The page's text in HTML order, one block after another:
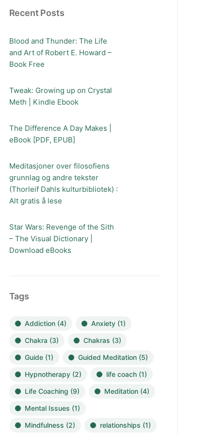
Recent Posts
Blood and Thunder: The Life
and Art of Robert E. Howard –
Book Free
Tweak: Growing up on Crystal
Meth | Kindle Ebook
The Difference A Day Makes |
eBook [PDF, EPUB]
Meditasjoner over filosofiens
grunnlag og andre tekster
(Thorleif Dahls kulturbibliotek) :
Alt gratis å lese
Star Wars: Revenge of the Sith
– The Visual Dictionary |
Download eBooks
Tags
Addiction(4) Anxiety(1)
Chakra (3) Chakras (3)
Guide(1) Guided Meditation(5)
Hypnotherapy(2) life coach(1)
Life Coaching (9) Meditation(4)
Mental Issues (1)
Mindfulness (2) relationships (1)